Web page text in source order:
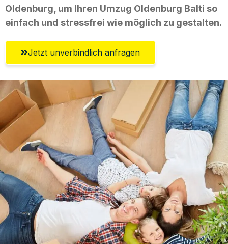
Oldenburg, um Ihren Umzug Oldenburg Balti so
einfach und stressfrei wie möglich zu gestalten.
Jetzt unverbindlich anfragen